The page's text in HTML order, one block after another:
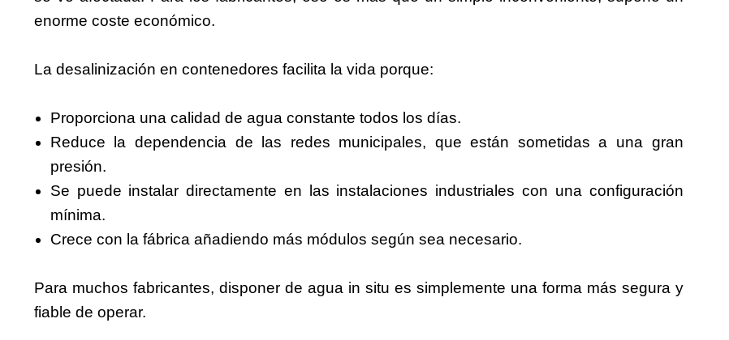
enorme coste económico.
La desalinización en contenedores facilita la vida porque:
Proporciona una calidad de agua constante todos los días.
Reduce la dependencia de las redes municipales, que están sometidas a una gran
presión.
Se puede instalar directamente en las instalaciones industriales con una configuración
mínima.
Crece con la fábrica añadiendo más módulos según sea necesario.
Para muchos fabricantes, disponer de agua in situ es simplemente una forma más segura y
fiable de operar.